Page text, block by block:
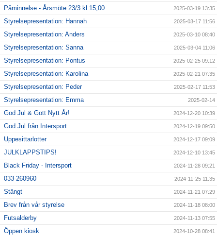
Påminnelse - Årsmöte 23/3 kl 15,00 2025-03-19 13:35
Styrelsepresentation: Hannah 2025-03-17 11:56
Styrelsepresentation: Anders 2025-03-10 08:40
Styrelsepresentation: Sanna 2025-03-04 11:06
Styrelsepresentation: Pontus 2025-02-25 09:12
Styrelsepresentation: Karolina 2025-02-21 07:35
Styrelsepresentation: Peder 2025-02-17 11:53
Styrelsepresentation: Emma 2025-02-14
God Jul & Gott Nytt År! 2024-12-20 10:39
God Jul från Intersport 2024-12-19 09:50
Uppesittarlotter 2024-12-17 09:09
JULKLAPPSTIPS! 2024-12-10 13:45
Black Friday - Intersport 2024-11-28 09:21
033-260960 2024-11-25 11:35
Stängt 2024-11-21 07:29
Brev från vår styrelse 2024-11-18 08:00
Futsalderby 2024-11-13 07:55
Öppen kiosk 2024-10-28 08:41